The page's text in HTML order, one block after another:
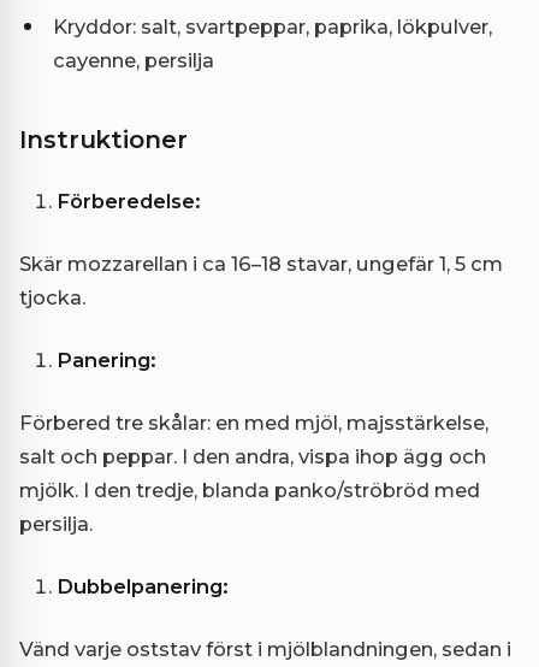
Kryddor: salt, svartpeppar, paprika, lökpulver,
cayenne, persilja
Instruktioner
Förberedelse:
Skär mozzarellan i ca 16–18 stavar, ungefär 1, 5 cm
tjocka.
Panering:
Förbered tre skålar: en med mjöl, majsstärkelse,
salt och peppar. I den andra, vispa ihop ägg och
mjölk. I den tredje, blanda panko/ströbröd med
persilja.
Dubbelpanering:
Vänd varje oststav först i mjölblandningen, sedan i